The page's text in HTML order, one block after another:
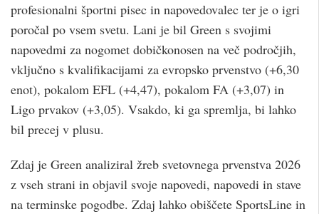
profesionalni športni pisec in napovedovalec ter je o igri
poročal po vsem svetu. Lani je bil Green s svojimi
napovedmi za nogomet dobičkonosen na več področjih,
vključno s kvalifikacijami za evropsko prvenstvo (+6,30
enot), pokalom EFL (+4,47), pokalom FA (+3,07) in
Ligo prvakov (+3,05). Vsakdo, ki ga spremlja, bi lahko
bil precej v plusu.
Zdaj je Green analiziral žreb svetovnega prvenstva 2026
z vseh strani in objavil svoje napovedi, napovedi in stave
na terminske pogodbe. Zdaj lahko obiščete SportsLine in